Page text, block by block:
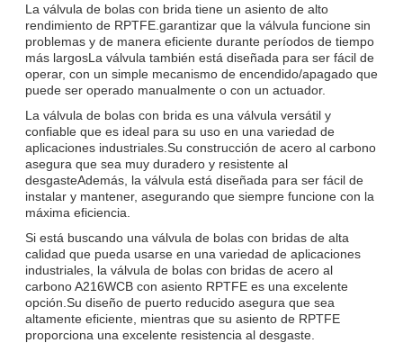
La válvula de bolas con brida tiene un asiento de alto
rendimiento de RPTFE.garantizar que la válvula funcione sin
problemas y de manera eficiente durante períodos de tiempo
más largosLa válvula también está diseñada para ser fácil de
operar, con un simple mecanismo de encendido/apagado que
puede ser operado manualmente o con un actuador.
La válvula de bolas con brida es una válvula versátil y
confiable que es ideal para su uso en una variedad de
aplicaciones industriales.Su construcción de acero al carbono
asegura que sea muy duradero y resistente al
desgasteAdemás, la válvula está diseñada para ser fácil de
instalar y mantener, asegurando que siempre funcione con la
máxima eficiencia.
Si está buscando una válvula de bolas con bridas de alta
calidad que pueda usarse en una variedad de aplicaciones
industriales, la válvula de bolas con bridas de acero al
carbono A216WCB con asiento RPTFE es una excelente
opción.Su diseño de puerto reducido asegura que sea
altamente eficiente, mientras que su asiento de RPTFE
proporciona una excelente resistencia al desgaste.